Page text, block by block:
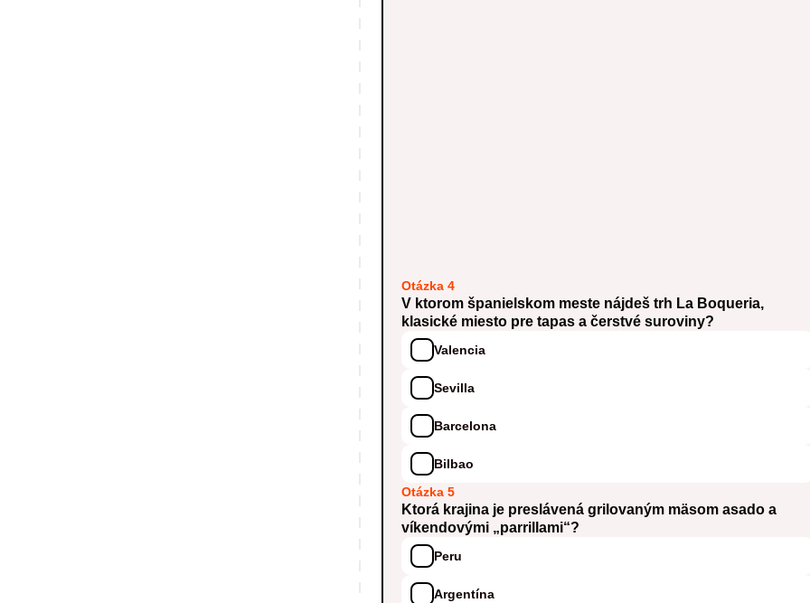
Otázka 4
V ktorom španielskom meste nájdeš trh La Boqueria,
klasické miesto pre tapas a čerstvé suroviny?
Valencia
Sevilla
Barcelona
Bilbao
Otázka 5
Ktorá krajina je preslávená grilovaným mäsom asado a
víkendovými „parrillami“?
Peru
Argentína